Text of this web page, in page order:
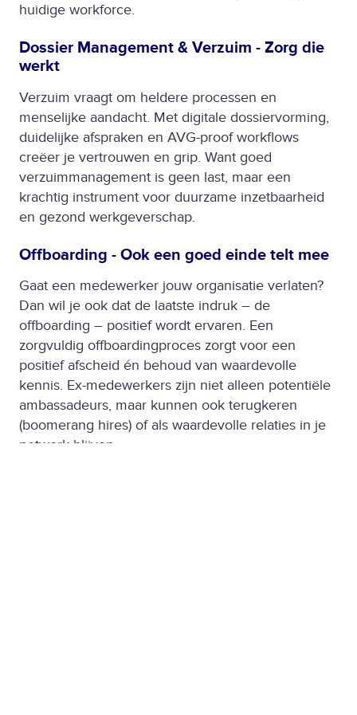
huidige workforce.
Dossier Management & Verzuim - Zorg die
werkt
Verzuim vraagt om heldere processen en
menselijke aandacht. Met digitale dossiervorming,
duidelijke afspraken en AVG-proof workflows
creëer je vertrouwen en grip. Want goed
verzuimmanagement is geen last, maar een
krachtig instrument voor duurzame inzetbaarheid
en gezond werkgeverschap.
Offboarding - Ook een goed einde telt mee
Gaat een medewerker jouw organisatie verlaten?
Dan wil je ook dat de laatste indruk – de
offboarding – positief wordt ervaren. Een
zorgvuldig offboardingproces zorgt voor een
positief afscheid én behoud van waardevolle
kennis. Ex-medewerkers zijn niet alleen potentiële
ambassadeurs, maar kunnen ook terugkeren
(boomerang hires) of als waardevolle relaties in je
netwerk blijven.